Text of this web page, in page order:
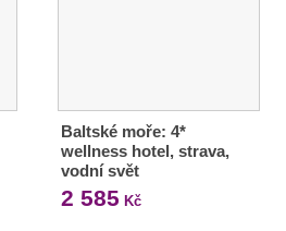
Baltské moře: 4*
wellness hotel, strava,
vodní svět
2 585 Kč